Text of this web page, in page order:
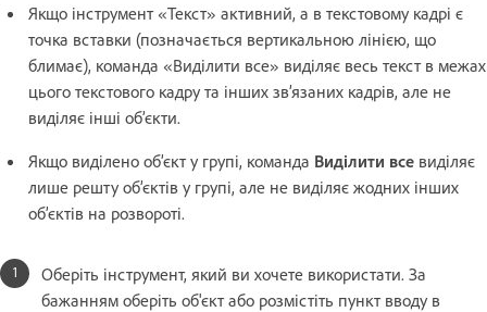
Якщо інструмент «Текст» активний, а в текстовому кадрі є
точка вставки (позначається вертикальною лінією, що
блимає), команда «Виділити все» виділяє весь текст в межах
цього текстового кадру та інших зв’язаних кадрів, але не
виділяє інші об’єкти.
Якщо виділено об’єкт у групі, команда Виділити все виділяє
лише решту об’єктів у групі, але не виділяє жодних інших
об’єктів на розвороті.
Оберіть інструмент, який ви хочете використати. За
бажанням оберіть об'єкт або розмістіть пункт вводу в